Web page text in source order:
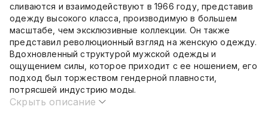
сливаются и взаимодействуют в 1966 году, представив
одежду высокого класса, производимую в большем
масштабе, чем эксклюзивные коллекции. Он также
представил революционный взгляд на женскую одежду.
Вдохновленный структурой мужской одежды и
ощущением силы, которое приходит с ее ношением, его
подход был торжеством гендерной плавности,
потрясшей индустрию моды.
Скрыть описание